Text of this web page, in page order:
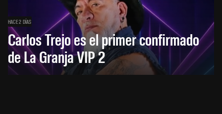
HACE 2 DÍAS
Carlos Trejo es el primer confirmado
de La Granja VIP 2